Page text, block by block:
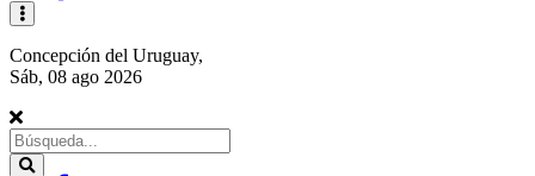
Toggle
navigation
Concepción del Uruguay,
Sáb, 08 ago 2026
Search